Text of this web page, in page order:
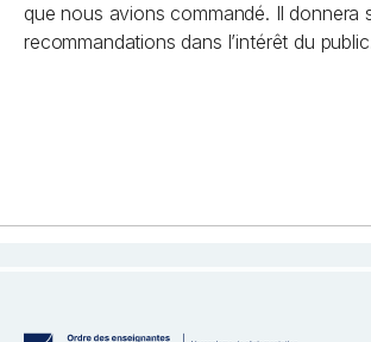
que nous avions commandé. Il donnera
recommandations dans l’intérêt du